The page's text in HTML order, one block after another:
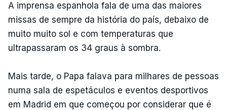
A imprensa espanhola fala de uma das maiores
missas de sempre da história do país, debaixo de
muito muito sol e com temperaturas que
ultrapassaram os 34 graus à sombra.
Mais tarde, o Papa falava para milhares de pessoas
numa sala de espetáculos e eventos desportivos
em Madrid em que começou por considerar que é